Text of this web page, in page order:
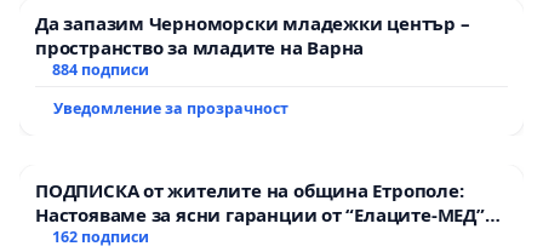
Да запазим Черноморски младежки център –
пространство за младите на Варна
884 подписи
Уведомление за прозрачност
ПОДПИСКА от жителите на община Етрополе:
Настояваме за ясни гаранции от “Елаците-МЕД”
АД и от държавата, че ще се изпълнят всички
162 подписи